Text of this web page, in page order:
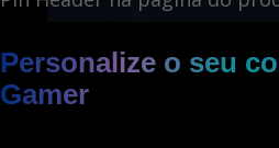
Personalize o seu
Gamer